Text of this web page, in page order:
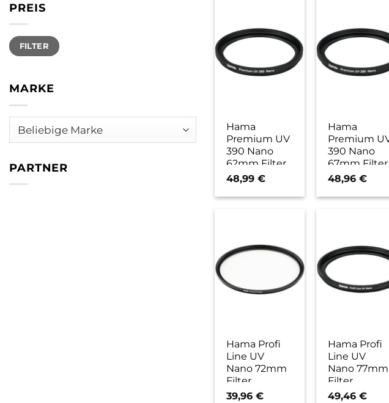
PREIS
Min.
Preis
Max.
PreisFILTER
MARKE
PARTNER
Hama
Premium UV
390 Nano
62mm Filter
48,99 €
Hama
Premium
390 Nano
67mm Filter
48,96€
Hama Profi
Line UV
Nano 72mm
Filter
39,96 €
Hama Profi
Line UV
Nano 77mm
Filter
49,46€